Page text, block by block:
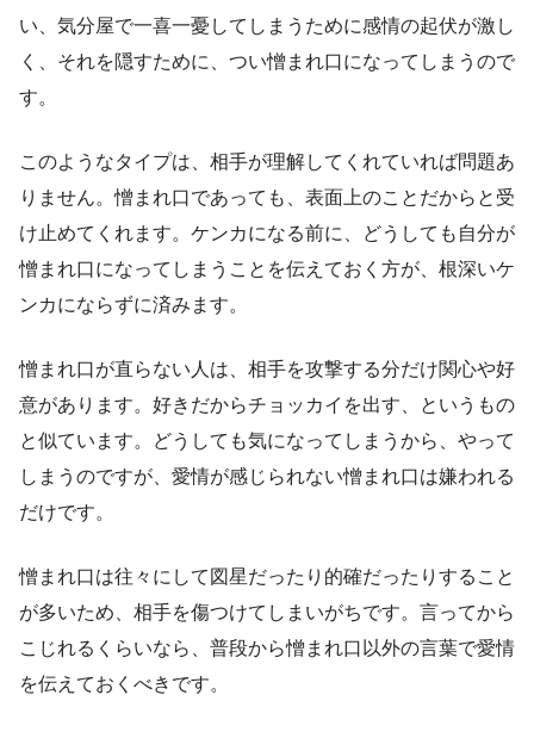
い、気分屋で一喜一憂してしまうために感情の起伏が激し
く、それを隠すために、つい憎まれ口になってしまうので
す。
このようなタイプは、相手が理解してくれていれば問題あ
りません。憎まれ口であっても、表面上のことだからと受
け止めてくれます。ケンカになる前に、どうしても自分が
憎まれ口になってしまうことを伝えておく方が、根深いケ
ンカにならずに済みます。
憎まれ口が直らない人は、相手を攻撃する分だけ関心や好
意があります。好きだからチョッカイを出す、というもの
と似ています。どうしても気になってしまうから、やって
しまうのですが、愛情が感じられない憎まれ口は嫌われる
だけです。
憎まれ口は往々にして図星だったり的確だったりすること
が多いため、相手を傷つけてしまいがちです。言ってから
こじれるくらいなら、普段から憎まれ口以外の言葉で愛情
を伝えておくべきです。